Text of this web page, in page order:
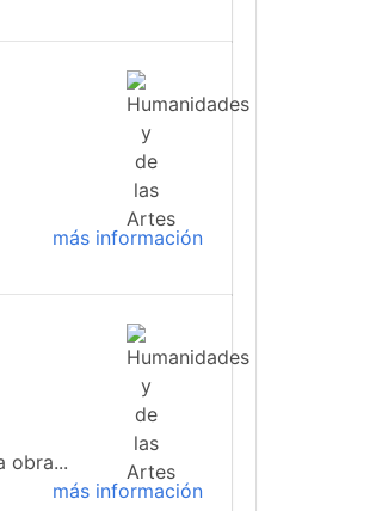
más información
obra...
más información